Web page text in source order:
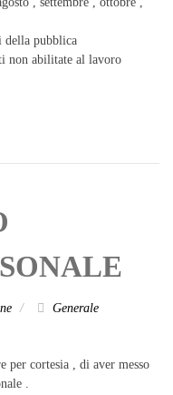
della pubblica
non abilitate al lavoro
Generale
cortesia , di aver messo
.